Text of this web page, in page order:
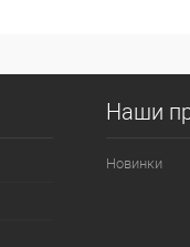
Наши
Новинки